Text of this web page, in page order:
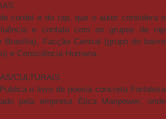
cordel e do rap, que o autor considera o
e contato com os grupos de rap
Brasília), Facção Central (grupo do bairro
e Consciência Humana.
CULTURAIS
o livro de poesia concreta Fortaleza
pela empresa Ética Manpower, onde